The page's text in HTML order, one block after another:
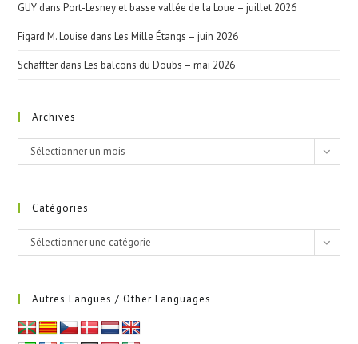
GUY dansPort-Lesney et basse vallée de la Loue – juillet 2026
Figard M. Louise dansLes Mille Étangs – juin 2026
Schaffter dansLes balcons du Doubs – mai 2026
Archives
Archives
Sélectionner un mois
Catégories
Catégories
Sélectionner une catégorie
Autres Langues / Other Languages